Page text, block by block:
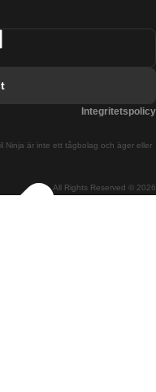
All Rights Reserved © 2026
Ninja är inte ett tågbolag och äger eller
Integritetspolicy